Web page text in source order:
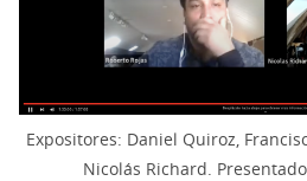
Expositores: Daniel Quiroz,
Nicolás Richard.